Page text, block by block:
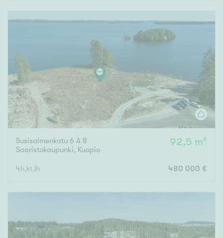
Susisalmenkatu 6 A 8
Saaristokaupunki, Kuopio
92,5 m²
4h,kt,lh 480 000 €